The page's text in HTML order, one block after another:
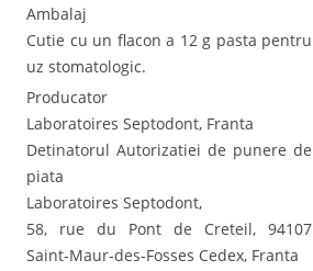
Ambalaj
Cutie cu un flacon a 12 g pasta pentru
uz stomatologic.
Producator
Laboratoires Septodont, Franta
Detinatorul Autorizatiei de punere de
piata
Laboratoires Septodont,
58, rue du Pont de Creteil, 94107
Saint-Maur-des-Fosses Cedex, Franta